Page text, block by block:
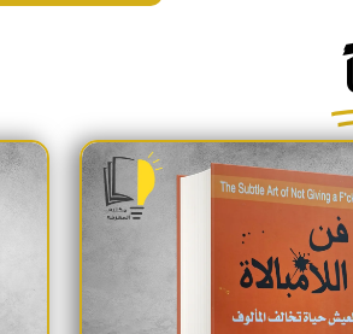
السعر الأصلي هو: 230EGP.
السعر الحالي هو: 190EGP.